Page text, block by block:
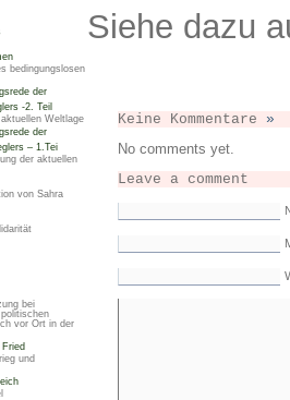
bedingungslosen
der
-2. Teil
Weltlage
der
– 1.Tei
der aktuellen
von Sahra
bei
vor Ort in der
und
Siehe dazu
Keine Kommentare »
No comments yet.
Leave a comment